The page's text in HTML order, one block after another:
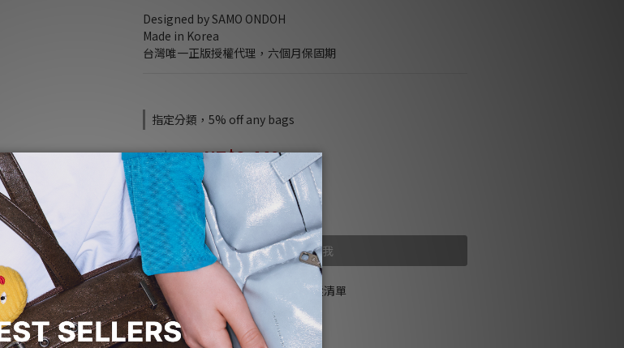
Designed by SAMO ONDOH
Made in Korea
台灣唯一正版授權代理，六個月保固期
指定分類，5% off any bags
NT$3,630NT$3,449
95折
售完
貨到通知我
加入追蹤清單